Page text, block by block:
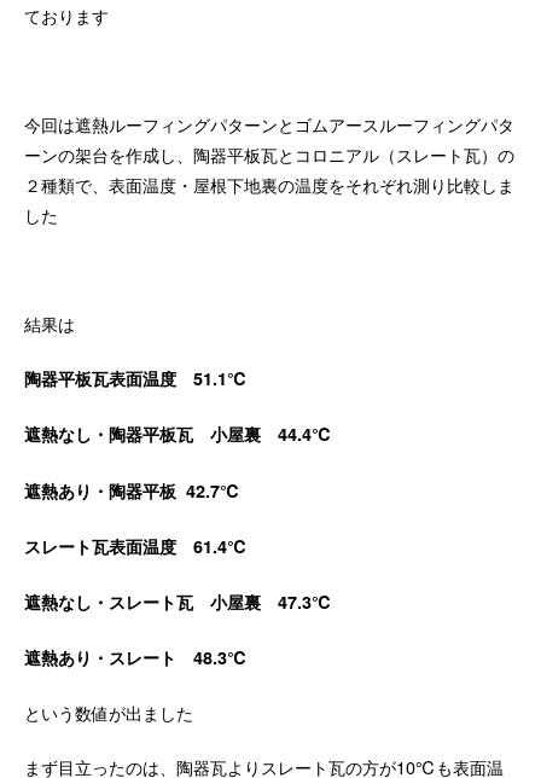
ております
今回は遮熱ルーフィングパターンとゴムアースルーフィングパタ
ーンの架台を作成し、陶器平板瓦とコロニアル（スレート瓦）の
２種類で、表面温度・屋根下地裏の温度をそれぞれ測り比較しま
した
結果は
陶器平板瓦表面温度 51.1℃
遮熱なし・陶器平板瓦 小屋裏 44.4℃
遮熱あり・陶器平板 42.7℃
スレート瓦表面温度 61.4℃
遮熱なし・スレート瓦 小屋裏 47.3℃
遮熱あり・スレート 48.3℃
という数値が出ました
まず目立ったのは、陶器瓦よりスレート瓦の方が10℃も表面温